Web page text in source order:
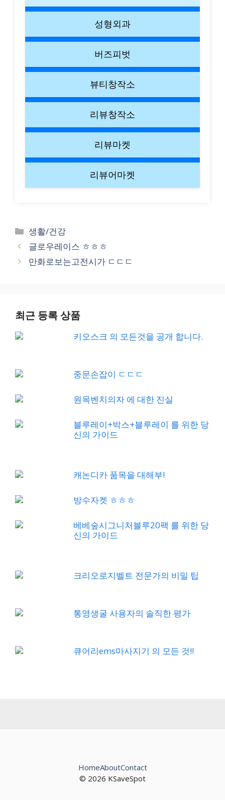
성형외과
버즈피벗
뷰티창작소
리뷰창작소
리뷰마켓
리뷰어마켓
Categories
생활/건강
글로우레이스 ㅎㅎㅎ
만화로보는고전시가 ㄷㄷㄷ
최근 등록 상품
키오스크 의 모든것을 공개 합니다.
중문손잡이 ㄷㄷㄷ
원목벤치의자 에 대한 진실
블루레이+박스+블루레이 를 위한 당
신의 가이드
캐논디카 품목을 대해부!
방수자켓 ㅎㅎㅎ
베베숲시그니처블루20팩 를 위한 당
신의 가이드
크리오로지벨트 전문가의 비밀 팁
통영생굴 사용자의 솔직한 평가
큐어리ems마사지기 의 모든 것!!
© 2026 KSaveSpot
HomeAboutContact